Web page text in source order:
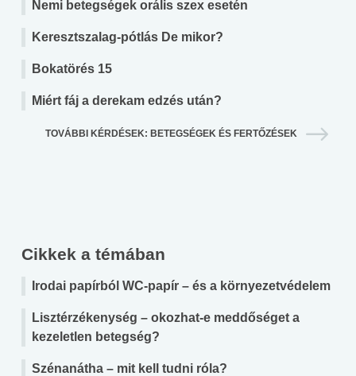
Nemi betegségek orális szex esetén
Keresztszalag-pótlás De mikor?
Bokatörés 15
Miért fáj a derekam edzés után?
TOVÁBBI KÉRDÉSEK: BETEGSÉGEK ÉS FERTŐZÉSEK
Cikkek a témában
Irodai papírból WC-papír – és a környezetvédelem
Lisztérzékenység – okozhat-e meddőséget a
kezeletlen betegség?
Szénanátha – mit kell tudni róla?